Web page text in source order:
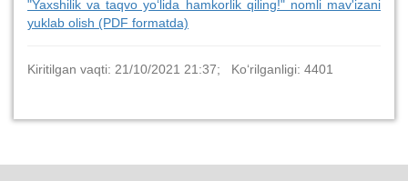
"Yaxshilik va taqvo yo‘lida hamkorlik qiling!" nomli mav'izani
yuklab olish (PDF formatda)
Kiritilgan vaqti: 21/10/2021 21:37; Ko‘rilganligi: 4401